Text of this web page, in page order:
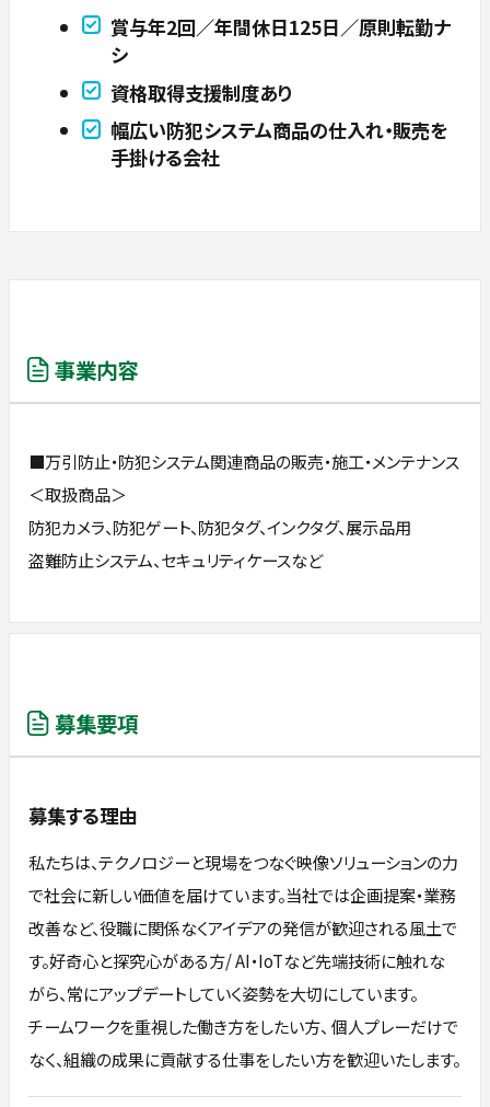
賞与年2回／年間休日125日／原則転勤ナ
シ
資格取得⽀援制度あり
幅広い防犯システム商品の仕⼊れ‧販売を
⼿掛ける会社
事業内容
■万引防⽌‧防犯システム関連商品の販売‧施⼯‧メンテナンス
＜取扱商品＞
防犯カメラ、防犯ゲート、防犯タグ、インクタグ、展⽰品⽤
盗難防⽌システム、セキュリティケースなど
募集要項
募集する理由
私たちは、テクノロジーと現場をつなぐ映像ソリューションの力
で社会に新しい価値を届けています。当社では企画提案・業務
改善など、役職に関係なくアイデアの発信が歓迎される風土で
す。好奇心と探究心がある方/ AI・IoTなど先端技術に触れな
がら、常にアップデートしていく姿勢を大切にしています。
チームワークを重視した働き方をしたい方、 個人プレーだけで
なく、組織の成果に貢献する仕事をしたい方を歓迎いたします。